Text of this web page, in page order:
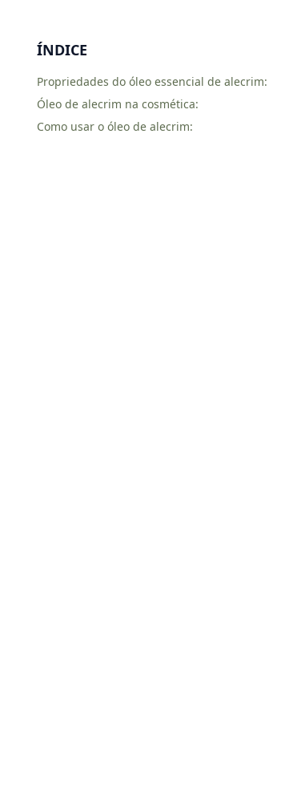
ÍNDICE
Propriedades do óleo essencial de alecrim:
Óleo de alecrim na cosmética:
Como usar o óleo de alecrim: